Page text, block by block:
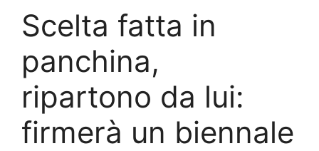
Scelta fatta in
panchina,
ripartono da lui:
firmerà un biennale